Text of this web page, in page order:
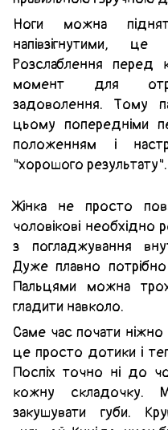
Ноги можна
напівзігнутими,
Розслаблення
момент для
задоволення. Тому
цьому попередніми
положенням і
"хорошого результату".
Жінка не просто
чоловікові необхідно
з погладжування
Дуже плавно
Пальцями можна
гладити навколо.
Саме час почати ніжно
це просто дотики і
Поспіх точно ні до
кожну складочку.
закушувати губи.